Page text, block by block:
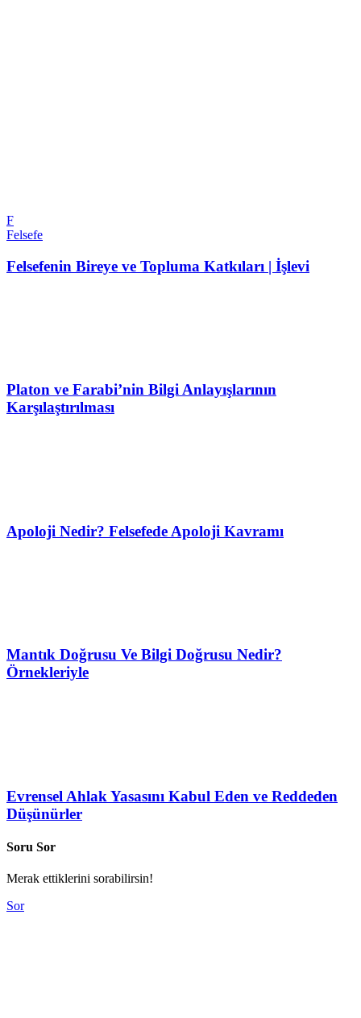
F
Felsefe
Felsefenin Bireye ve Topluma Katkıları | İşlevi
Platon ve Farabi’nin Bilgi Anlayışlarının
Karşılaştırılması
Apoloji Nedir? Felsefede Apoloji Kavramı
Mantık Doğrusu Ve Bilgi Doğrusu Nedir?
Örnekleriyle
Evrensel Ahlak Yasasını Kabul Eden ve Reddeden
Düşünürler
Soru Sor
Merak ettiklerini sorabilirsin!
Sor